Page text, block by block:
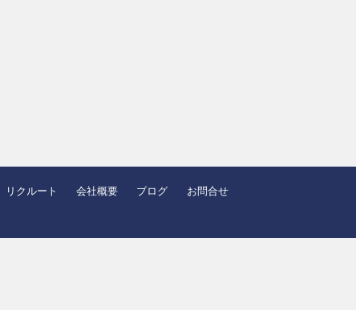
リクルート 会社概要 ブログ お問合せ